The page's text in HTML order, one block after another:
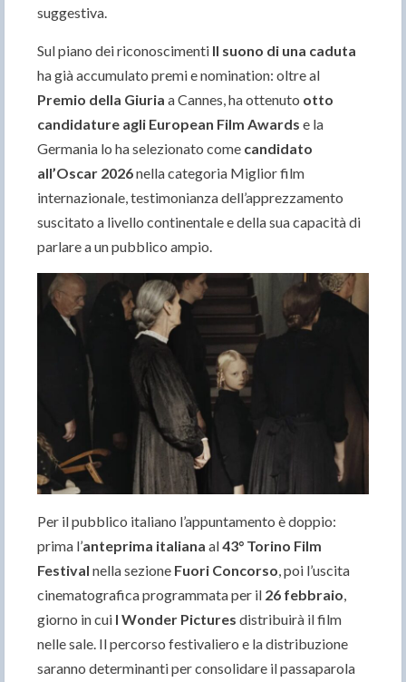
suggestiva.
Sul piano dei riconoscimenti Il suono di una caduta
ha già accumulato premi e nomination: oltre al
Premio della Giuria a Cannes, ha ottenuto otto
candidature agli European Film Awards e la
Germania lo ha selezionato come candidato
all’Oscar 2026nella categoria Miglior film
internazionale, testimonianza dell’apprezzamento
suscitato a livello continentale e della sua capacità di
parlare a un pubblico ampio.
Per il pubblico italiano l’appuntamento è doppio:
prima l’anteprima italiana al43° Torino Film
Festival nella sezione Fuori Concorso , poi l’uscita
cinematografica programmata per il 26 febbraio
giorno in cui I Wonder Pictures distribuirà il film
nelle sale. Il percorso festivaliero e la distribuzione
saranno determinanti per consolidare il passaparola